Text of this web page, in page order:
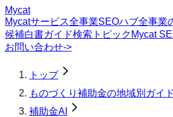
Mycat
Mycatサービス全事業SEOハブ全事業
候補白書ガイド検索トピック Mycat
お問い合わせ->
トップ
ものづくり補助金の地域別ガイド
補助金AI